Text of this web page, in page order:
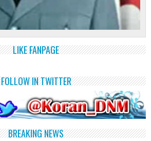
LIKE FANPAGE
FOLLOW IN TWITTER
BREAKING NEWS